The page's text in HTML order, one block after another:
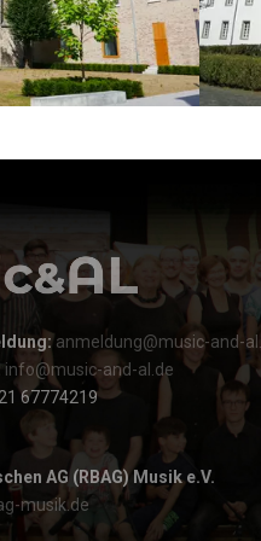
anmeldung@music-and-
info@music-and-al.de
67774219
AG (RBAG) Musik e.V.
musik.de